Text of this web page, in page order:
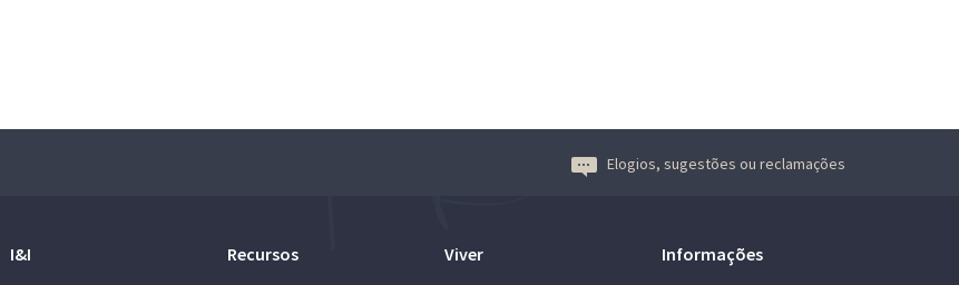
Elogios, sugestões ou reclamações
I&I Recursos Viver Informações